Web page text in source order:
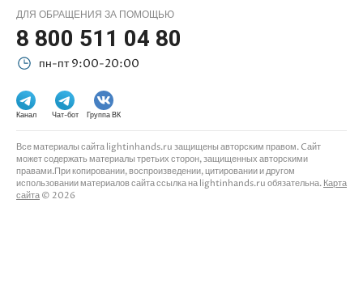
ДЛЯ ОБРАЩЕНИЯ ЗА ПОМОЩЬЮ
8 800 511 04 80
пн-пт 9:00-20:00
Канал Чат-бот Группа ВК
Все материалы сайта lightinhands.ru защищены авторским правом. Cайт
может содержать материалы третьих сторон, защищенных авторскими
правами.При копировании, воспроизведении, цитировании и другом
использовании материалов сайта ссылка на lightinhands.ru обязательна. Карта
сайта © 2026